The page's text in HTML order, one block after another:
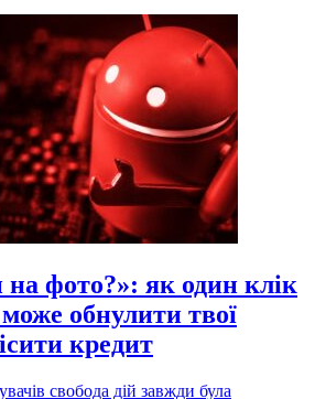
на фото?»: як один клік
обнулити твої
кредит
свобода дій завжди була